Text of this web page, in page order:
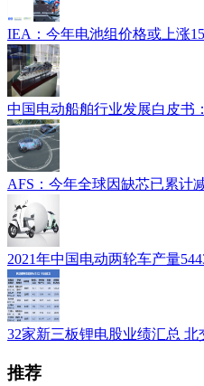
IEA：今年电池组价格或上涨
中国电动船舶行业发展白皮书
AFS：今年全球因缺芯已累计
2021年中国电动两轮车产量
32家新三板锂电股业绩汇总
推荐